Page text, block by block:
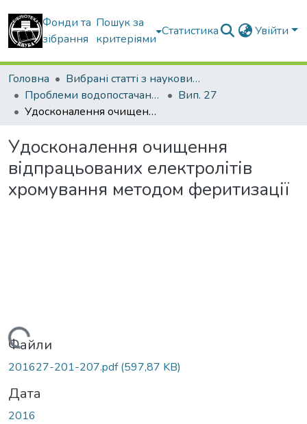
Фонди та
зібрання
Пошук за
критеріями
Статистика Увійти
Головна
Вибрані статті з наукових збірників КНУБА
Проблеми водопостачання, водовідведення та гідравліки
Вип. 27
Удосконалення очищення відпрацьованих електролітів хромування методом феритизації
Удосконалення очищення
відпрацьованих електролітів
хромування методом феритизації
Вантажиться...
Файли
201627-201-207.pdf(597,87 KB)
Дата
2016